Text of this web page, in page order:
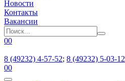
Новости
Контакты
Вакансии
00
8 (49232) 4-57-52; 8 (49232) 5-03-12
00